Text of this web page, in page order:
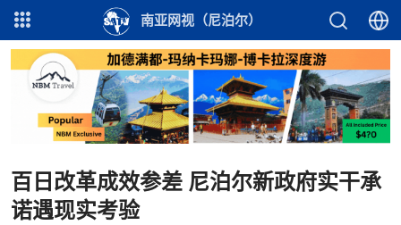
南亚网视（尼泊尔）
百日改革成效参差 尼泊尔新政府实干承
诺遇现实考验